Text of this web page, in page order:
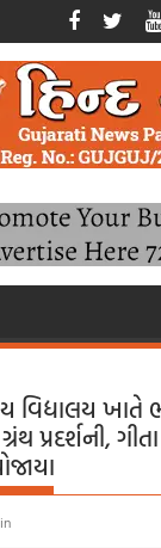
વિદ્યાલય
પ્રદર્શની,